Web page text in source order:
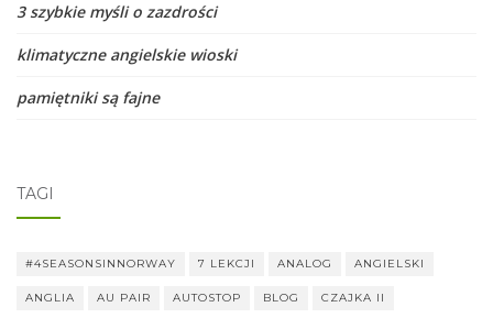
3 szybkie myśli o zazdrości
klimatyczne angielskie wioski
pamiętniki są fajne
TAGI
#4SEASONSINNORWAY 7 LEKCJI ANALOG ANGIELSKI
ANGLIA AU PAIR AUTOSTOP BLOG CZAJKA II